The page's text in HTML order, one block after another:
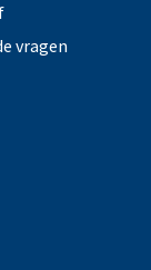
vragen